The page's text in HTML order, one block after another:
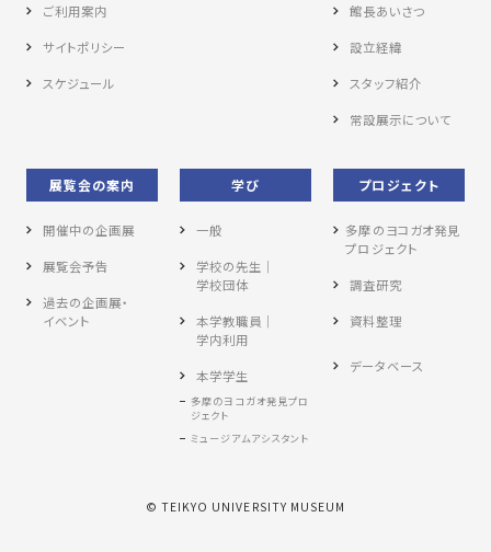
ご利用案内
サイトポリシー
スケジュール
館長あいさつ
設立経緯
スタッフ紹介
常設展示について
展覧会の案内
開催中の企画展
展覧会予告
過去の企画展・
イベント
学び
一般
学校の先生｜
学校団体
本学教職員｜
学内利用
本学学生
多摩のヨコガオ発見プロ
ジェクト
ミュージアムアシスタント
プロジェクト
多摩のヨコガオ発見
プロジェクト
調査研究
資料整理
データベース
© TEIKYO UNIVERSITY MUSEUM